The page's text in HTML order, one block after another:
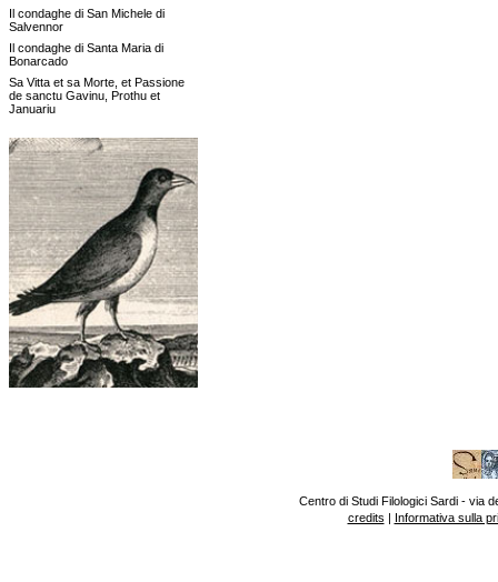
Il condaghe di San Michele di
Salvennor
Il condaghe di Santa Maria di
Bonarcado
Sa Vitta et sa Morte, et Passione
de sanctu Gavinu, Prothu et
Januariu
Centro di Studi Filologici Sardi - via
credits | Informativa sulla